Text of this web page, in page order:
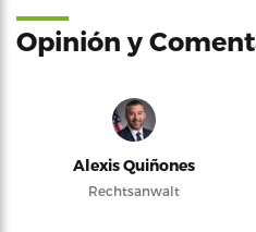
Opinión y
Alexis Quiñones
Rechtsanwalt